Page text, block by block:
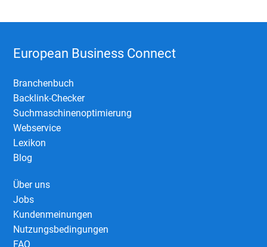
European Business Connect
Branchenbuch
Backlink-Checker
Suchmaschinenoptimierung
Webservice
Lexikon
Blog
Über uns
Jobs
Kundenmeinungen
Nutzungsbedingungen
FAQ